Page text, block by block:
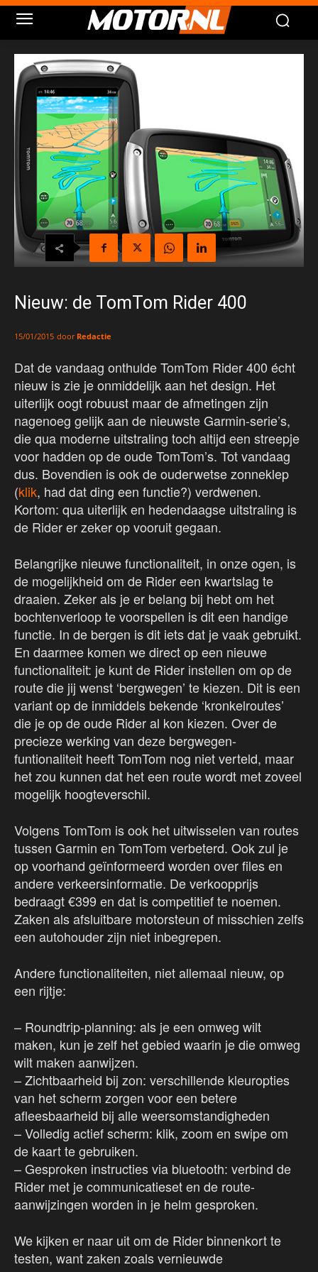
Nieuw: de TomTom Rider 400
15/01/2015 door Redactie
Dat de vandaag onthulde TomTom Rider 400 écht
nieuw is zie je onmiddelijk aan het design. Het
uiterlijk oogt robuust maar de afmetingen zijn
nagenoeg gelijk aan de nieuwste Garmin-serie’s,
die qua moderne uitstraling toch altijd een streepje
voor hadden op de oude TomTom’s. Tot vandaag
dus. Bovendien is ook de ouderwetse zonneklep
(klik, had dat ding een functie?) verdwenen.
Kortom: qua uiterlijk en hedendaagse uitstraling is
de Rider er zeker op vooruit gegaan.
Belangrijke nieuwe functionaliteit, in onze ogen, is
de mogelijkheid om de Rider een kwartslag te
draaien. Zeker als je er belang bij hebt om het
bochtenverloop te voorspellen is dit een handige
functie. In de bergen is dit iets dat je vaak gebruikt.
En daarmee komen we direct op een nieuwe
functionaliteit: je kunt de Rider instellen om op de
route die jij wenst ‘bergwegen’ te kiezen. Dit is een
variant op de inmiddels bekende ‘kronkelroutes’
die je op de oude Rider al kon kiezen. Over de
precieze werking van deze bergwegen-
funtionaliteit heeft TomTom nog niet verteld, maar
het zou kunnen dat het een route wordt met zoveel
mogelijk hoogteverschil.
Volgens TomTom is ook het uitwisselen van routes
tussen Garmin en TomTom verbeterd. Ook zul je
op voorhand geïnformeerd worden over files en
andere verkeersinformatie. De verkoopprijs
bedraagt €399 en dat is competitief te noemen.
Zaken als afsluitbare motorsteun of misschien zelfs
een autohouder zijn niet inbegrepen.
Andere functionaliteiten, niet allemaal nieuw, op
een rijtje:
– Roundtrip-planning: als je een omweg wilt
maken, kun je zelf het gebied waarin je die omweg
wilt maken aanwijzen.
– Zichtbaarheid bij zon: verschillende kleuropties
van het scherm zorgen voor een betere
afleesbaarheid bij alle weersomstandigheden
– Volledig actief scherm: klik, zoom en swipe om
de kaart te gebruiken.
– Gesproken instructies via bluetooth: verbind de
Rider met je communicatieset en de route-
aanwijzingen worden in je helm gesproken.
We kijken er naar uit om de Rider binnenkort te
testen, want zaken zoals vernieuwde